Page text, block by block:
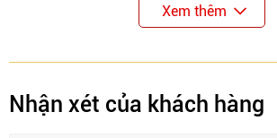
Xem thêm
Nhận xét của khách hàng